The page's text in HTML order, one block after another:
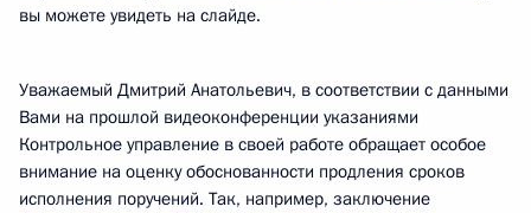
вы можете увидеть на слайде.
Уважаемый Дмитрий Анатольевич, в соответствии с данными
Вами на прошлой видеоконференции указаниями
Контрольное управление в своей работе обращает особое
внимание на оценку обоснованности продления сроков
исполнения поручений. Так, например, заключение